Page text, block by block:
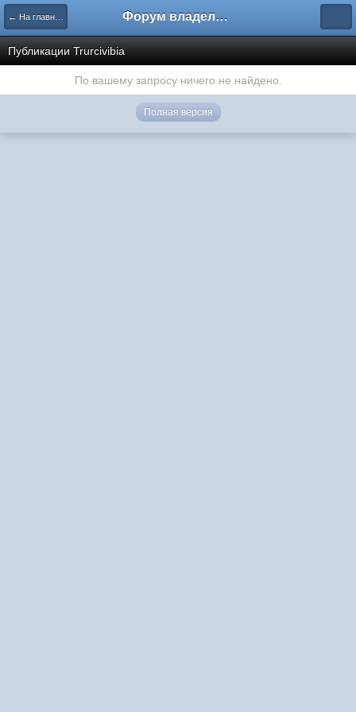
← На главную Форум владельцев интернет-магазинов
Публикации Trurcivibia
По вашему запросу ничего не найдено.
Полная версия